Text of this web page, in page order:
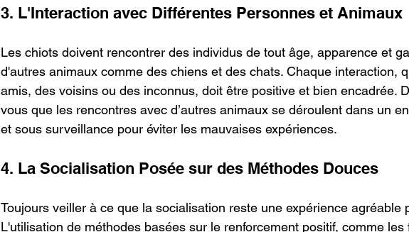
3. L'Interaction avec Différentes Personnes et Animaux
Les chiots doivent rencontrer des individus de tout âge, apparence et
d'autres animaux comme des chiens et des chats. Chaque interaction,
amis, des voisins ou des inconnus, doit être positive et bien encadrée.
vous que les rencontres avec d’autres animaux se déroulent dans un
et sous surveillance pour éviter les mauvaises expériences.
4. La Socialisation Posée sur des Méthodes Douces
Toujours veiller à ce que la socialisation reste une expérience agréable
L'utilisation de méthodes basées sur le renforcement positif, comme